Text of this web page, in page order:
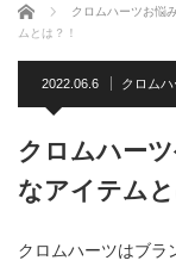
ホーム クロムハーツお悩
ムとは？！
2022.06.6 クロム
クロムハー
なアイテムと
クロムハーツはブラ